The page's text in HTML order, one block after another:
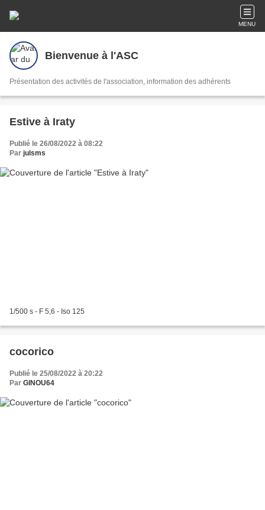
MENU
Bienvenue à l'ASC
Présentation des activités de l'association, information des adhérents
Estive à Iraty
Publié le 26/08/2022 à 08:22
Par julsms
1/500 s - F 5,6 - Iso 125
cocorico
Publié le 25/08/2022 à 20:22
Par GINOU64